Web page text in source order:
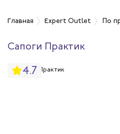
Главная Expert Outlet По
Сапоги Практик
4.7